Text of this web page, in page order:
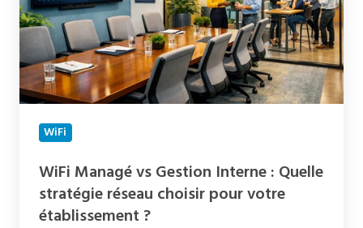
:
Quelle
stratégie
réseau
choisir
pour
votre
établissement
WiFi
WiFi Managé vs Gestion Interne : Quelle
stratégie réseau choisir pour votre
établissement ?